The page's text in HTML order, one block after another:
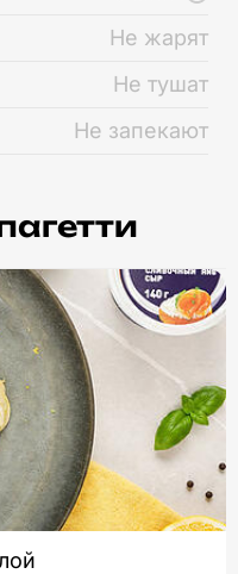
Не жарят
Не тушат
Не запекают